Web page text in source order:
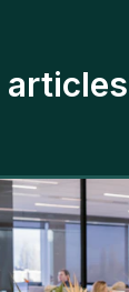
articles